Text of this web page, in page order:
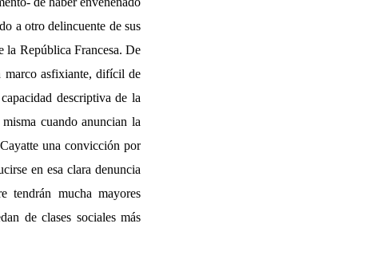
a otro delincuente de sus
la República Francesa. De
marco asfixiante, difícil de
descriptiva de la
cuando anuncian la
una convicción por
en esa clara denuncia
mucha mayores
de clases sociales más